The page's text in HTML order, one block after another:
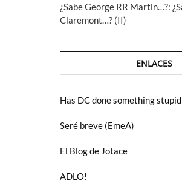
¿Sabe George RR Martin…?:
Claremont…? (II)
ENLACES
Has DC done something
Seré breve (EmeA)
El Blog de Jotace
ADLO!